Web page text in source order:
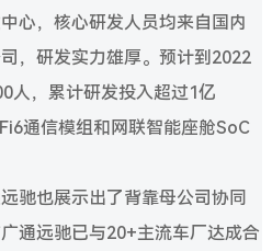
心，核心研发人员均来自国内
，研发实力雄厚。预计到2022
人，累计研发投入超过1亿
通信模组和网联智能座舱SoC
驰也展示出了背靠母公司协同
通远驰已与20+主流车厂达成合